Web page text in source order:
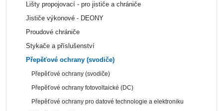
Lišty propojovací - pro jističe a chrániče
Jističe výkonové - DEONY
Proudové chrániče
Stykače a příslušenství
Přepěťové ochrany (svodiče)
Přepěťové ochrany (svodiče)
Přepěťové ochrany fotovoltaické (DC)
Přepěťové ochrany pro datové technologie a elektroniku